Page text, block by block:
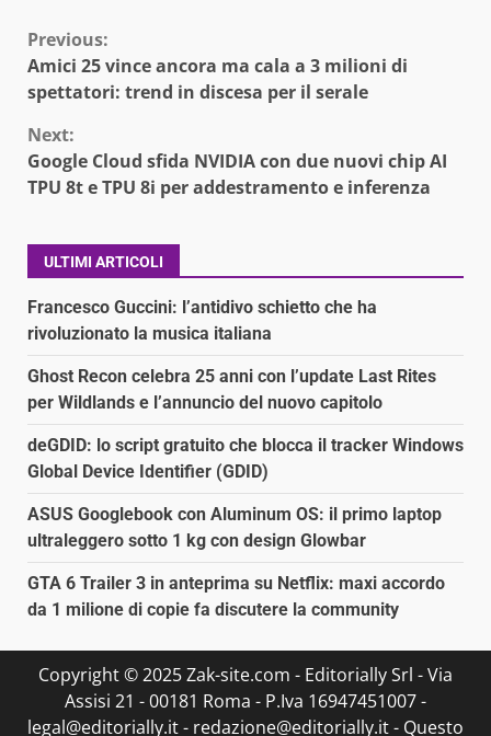
Continue
Reading
Previous:
Amici 25 vince ancora ma cala a 3 milioni di
spettatori: trend in discesa per il serale
Next:
Google Cloud sfida NVIDIA con due nuovi chip AI
TPU 8t e TPU 8i per addestramento e inferenza
ULTIMI ARTICOLI
Francesco Guccini: l’antidivo schietto che ha
rivoluzionato la musica italiana
Ghost Recon celebra 25 anni con l’update Last Rites
per Wildlands e l’annuncio del nuovo capitolo
deGDID: lo script gratuito che blocca il tracker Windows
Global Device Identifier (GDID)
ASUS Googlebook con Aluminum OS: il primo laptop
ultraleggero sotto 1 kg con design Glowbar
GTA 6 Trailer 3 in anteprima su Netflix: maxi accordo
da 1 milione di copie fa discutere la community
Copyright © 2025 Zak-site.com - Editorially Srl - Via
Assisi 21 - 00181 Roma - P.Iva 16947451007 -
legal@editorially.it - redazione@editorially.it - Questo